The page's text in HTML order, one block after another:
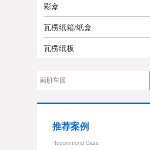
彩盒
瓦楞纸箱/纸盒
瓦楞纸板
推荐案例
Recommend Case